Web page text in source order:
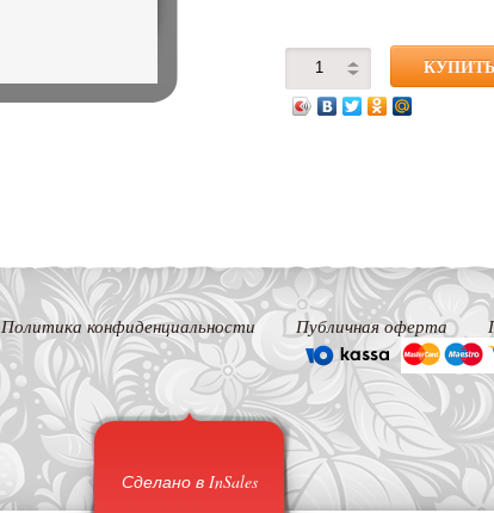
Политика конфиденциальности Публичная оферта
Сделано в InSales